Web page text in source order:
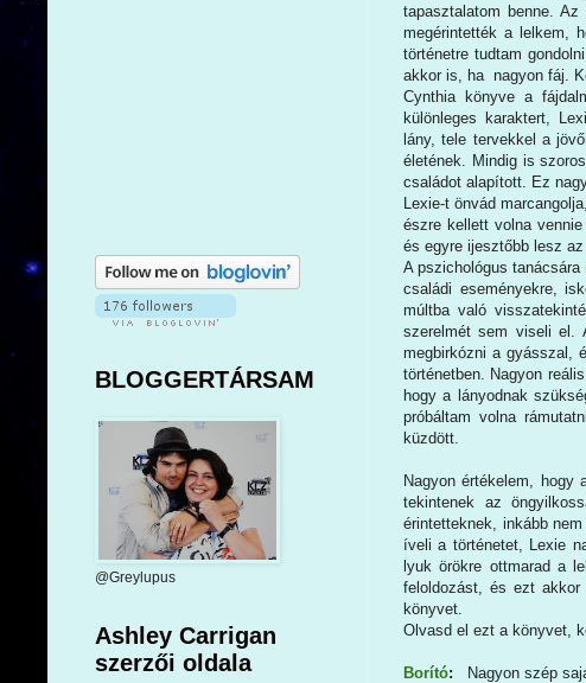
tapasztalatom benne.
megérintették a lelkem,
történetre tudtam
akkor is, ha nagyon fáj.
Cynthia könyve a
különleges karaktert,
lány, tele tervekkel a
életének. Mindig is
családot alapított. Ez
Lexie-t önvád
észre kellett volna
és egyre ijesztőbb lesz
A pszichológus
családi eseményekre,
múltba való
szerelmét sem viseli el.
megbirkózni a gyásszal,
történetben. Nagyon
hogy a lányodnak
próbáltam volna
küzdött.
Nagyon értékelem,
tekintenek az
érintetteknek, inkább
íveli a történetet, Lexie
lyuk örökre ottmarad a
feloldozást, és ezt
könyvet.
Olvasd el ezt a könyvet,
Borító: Nagyon szép
BLOGGERTÁRSAM
@Greylupus
Ashley Carrigan
szerzői oldala